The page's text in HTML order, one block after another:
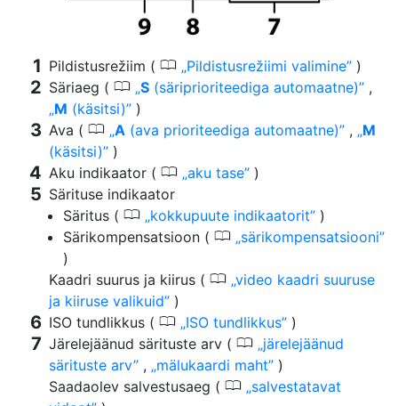
Pildistusrežiim ( 0 Pildistusrežiimi valimine )
Säriaeg ( 0 S (säriprioriteediga automaatne)
,
M (käsitsi)
)
Ava ( 0 A (ava prioriteediga automaatne) ,
M
(käsitsi)
)
Aku indikaator ( 0 aku tase )
Särituse indikaator
Säritus ( 0 kokkupuute indikaatorit
)
Särikompensatsioon ( 0 särikompensatsiooni
)
Kaadri suurus ja kiirus ( 0 video kaadri suuruse
ja kiiruse valikuid
)
ISO tundlikkus ( 0 ISO tundlikkus )
Järelejäänud särituste arv ( 0 järelejäänud
särituste arv
, mälukaardi maht
)
Saadaolev salvestusaeg ( 0 salvestatavat